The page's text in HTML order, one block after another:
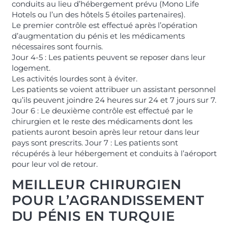
conduits au lieu d’hébergement prévu (Mono Life
Hotels ou l’un des hôtels 5 étoiles partenaires).
Le premier contrôle est effectué après l’opération
d’augmentation du pénis et les médicaments
nécessaires sont fournis.
Jour 4-5 : Les patients peuvent se reposer dans leur
logement.
Les activités lourdes sont à éviter.
Les patients se voient attribuer un assistant personnel
qu’ils peuvent joindre 24 heures sur 24 et 7 jours sur 7.
Jour 6 : Le deuxième contrôle est effectué par le
chirurgien et le reste des médicaments dont les
patients auront besoin après leur retour dans leur
pays sont prescrits. Jour 7 : Les patients sont
récupérés à leur hébergement et conduits à l’aéroport
pour leur vol de retour.
MEILLEUR CHIRURGIEN
POUR L’AGRANDISSEMENT
DU PÉNIS EN TURQUIE